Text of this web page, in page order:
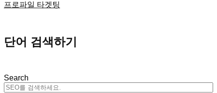
프로파일 타겟팅
단어 검색하기
Search